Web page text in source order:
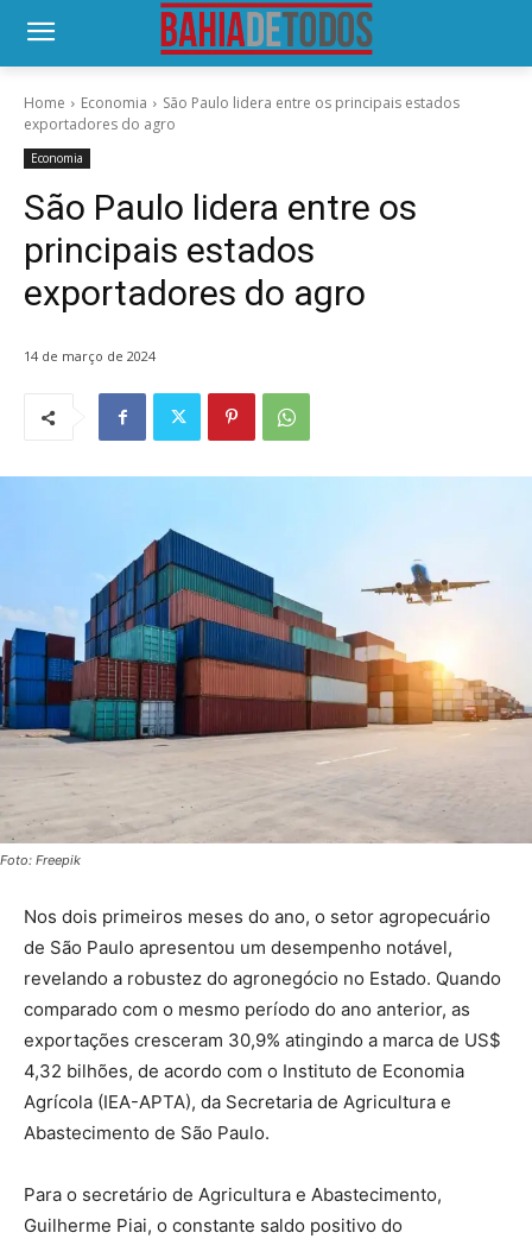
Home Economia
São Paulo lidera entre os principais estados
exportadores do agro
Economia
São Paulo lidera entre os
principais estados
exportadores do agro
14 de março de 2024
Foto: Freepik
Nos dois primeiros meses do ano, o setor agropecuário
de São Paulo apresentou um desempenho notável,
revelando a robustez do agronegócio no Estado. Quando
comparado com o mesmo período do ano anterior, as
exportações cresceram 30,9% atingindo a marca de US$
4,32 bilhões, de acordo com o Instituto de Economia
Agrícola (IEA-APTA), da Secretaria de Agricultura e
Abastecimento de São Paulo.
Para o secretário de Agricultura e Abastecimento,
Guilherme Piai, o constante saldo positivo do